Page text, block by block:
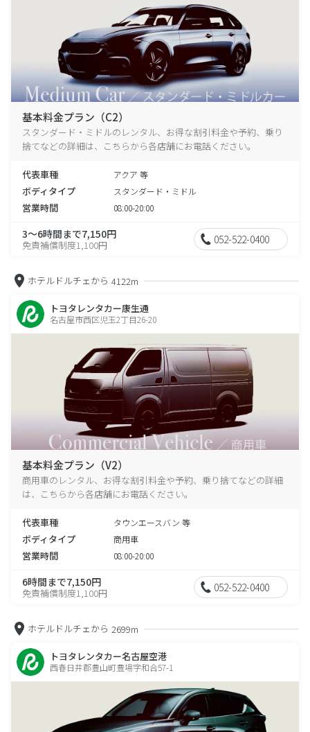
基本料金プラン（C2）
スタンダード・ミドルのレンタル、お得な割引料金や予約、乗り
捨てなどの詳細は、こちらから各店舗にお電話ください。
代表車種 アクア 等
ボディタイプ スタンダード・ミドル
営業時間 08:00-20:00
3～6時間まで7,150円
免責補償制度1,100円 052-522-0400
ホテルドルチェから 4122m
トヨタレンタカー康生通
名古屋市西区児玉2丁目26-20
基本料金プラン（V2）
商用車のレンタル、お得な割引料金や予約、乗り捨てなどの詳細
は、こちらから各店舗にお電話ください。
代表車種 タウンエースバン 等
ボディタイプ 商用車
営業時間 08:00-20:00
6時間まで7,150円
免責補償制度1,100円 052-522-0400
ホテルドルチェから 2699m
トヨタレンタカー名古屋空港
西春日井郡豊山町豊場字和合57-1